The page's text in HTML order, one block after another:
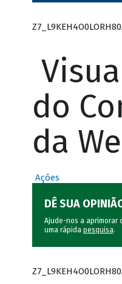
do
da
Ações
DÊ SUA
Ajude-nos a aprimorar
uma rápida pesquisa.